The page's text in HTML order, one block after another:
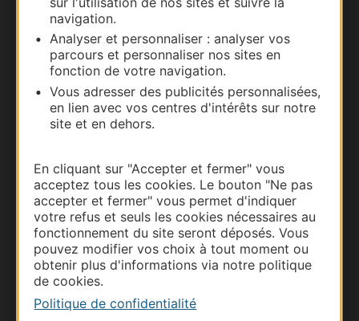
navigation.
Analyser et personnaliser : analyser vos
parcours et personnaliser nos sites en
fonction de votre navigation.
Vous adresser des publicités personnalisées,
en lien avec vos centres d'intérêts sur notre
site et en dehors.
En cliquant sur "Accepter et fermer" vous
acceptez tous les cookies. Le bouton "Ne pas
accepter et fermer" vous permet d'indiquer
votre refus et seuls les cookies nécessaires au
fonctionnement du site seront déposés. Vous
pouvez modifier vos choix à tout moment ou
obtenir plus d'informations via notre politique
de cookies.
Politique de confidentialité
Documentation
Thermalisme
Business/Mice
Pros d'Occitanie
Site presse et d'influence
Voyagistes